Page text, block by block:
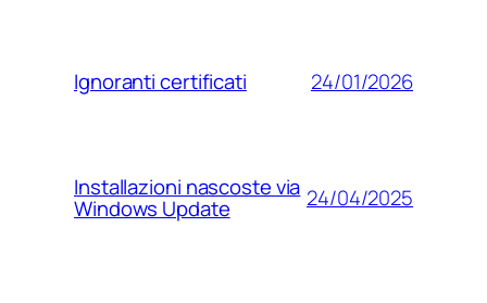
Ignoranti certificati 24/01/2026
Installazioni nascoste via
Windows Update 24/04/2025